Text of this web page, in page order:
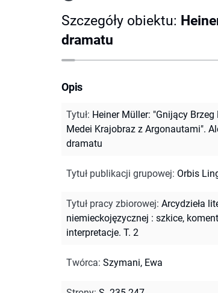
Szczegóły obiektu:
dramatu
Opis
Tytuł: Heiner Müller: "Gnijący Brzeg
Medei Krajobraz z Argonautami".
dramatu
Tytuł publikacji grupowej: Orbis
Tytuł pracy zbiorowej: Arcydzieła
niemieckojęzycznej : szkice,
interpretacje. T. 2
Twórca: Szymani, Ewa